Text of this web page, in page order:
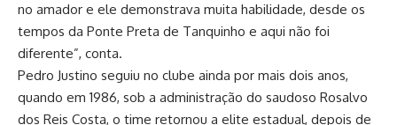
no amador e ele demonstrava muita habilidade, desde os
tempos da Ponte Preta de Tanquinho e aqui não foi
diferente”, conta.
Pedro Justino seguiu no clube ainda por mais dois anos,
quando em 1986, sob a administração do saudoso Rosalvo
dos Reis Costa, o time retornou a elite estadual, depois de